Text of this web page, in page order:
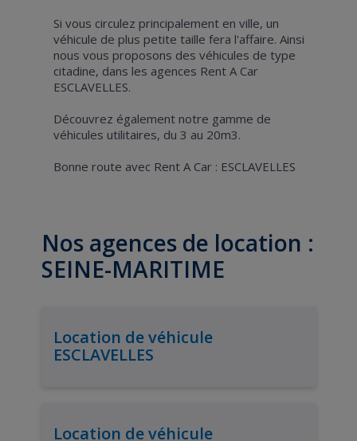
Si vous circulez principalement en ville, un
véhicule de plus petite taille fera l'affaire. Ainsi
nous vous proposons des véhicules de type
citadine, dans les agences Rent A Car
ESCLAVELLES.
Découvrez également notre gamme de
véhicules utilitaires, du 3 au 20m3.
Bonne route avec Rent A Car : ESCLAVELLES
Nos agences de location :
SEINE-MARITIME
Location de véhicule
ESCLAVELLES
Location de véhicule